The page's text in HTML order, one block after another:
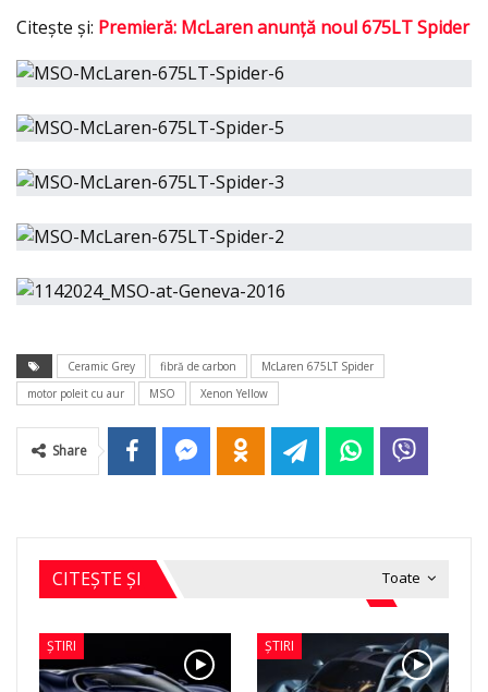
Citeşte şi: Premieră: McLaren anunță noul 675LT Spider
Ceramic Grey fibră de carbon
McLaren 675LT Spider
motor poleit cu aur
MSO Xenon Yellow
Share
Toate
CITEȘTE ȘI
ȘTIRI ȘTIRI